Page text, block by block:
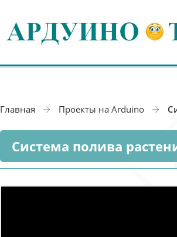
Главная Проекты на Arduino
Система полива